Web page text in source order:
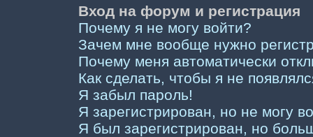
Вход на форум и регистрация
Почему я не могу войти?
Зачем мне вообще нужно
Почему меня автоматически
Как сделать, чтобы я не
Я забыл пароль!
Я зарегистрирован, но не могу
Я был зарегистрирован, но